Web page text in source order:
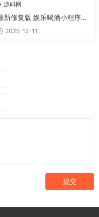
源码网
新修复版 娱乐喝酒小程序源
2025-12-11
提交